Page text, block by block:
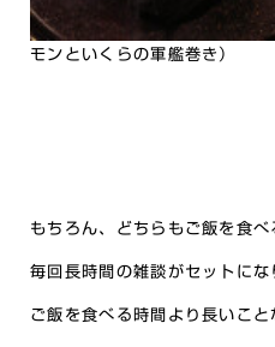
モンといくらの軍艦巻き）
もちろん、どちらもご飯を食べ
毎回長時間の雑談がセットにな
ご飯を食べる時間より長いこと